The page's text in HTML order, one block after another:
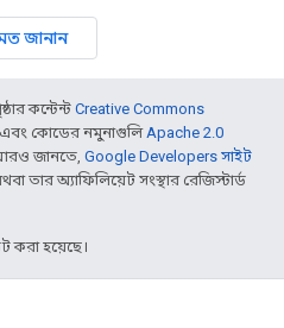
জানান
কন্টেন্ট Creative Commons
কোডের নমুনাগুলিApache 2.0
আরও জানতে, Google Developers সাইট
তার অ্যাফিলিয়েট সংস্থার রেজিস্টার্ড
করা হয়েছে।